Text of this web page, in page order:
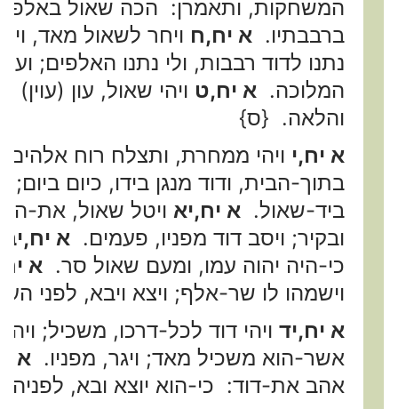
המשחקות, ותאמרן: הכה שאול באלפו,
ברבבתיו.א יח,ח ויחר לשאול מאד,
נתנו לדוד רבבות, ולי נתנו האלפים;
המלוכה.א יח,ט ויהי שאול, עון
והלאה. {ס}
א יח,י ויהי ממחרת, ותצלח רוח
בתוך-הבית, ודוד מנגן בידו, כיום ביום;
ביד-שאול.א יח,יא ויטל שאול, את-
ובקיר; ויסב דוד מפניו, פעמים.א יח,יב
כי-היה יהוה עמו, ומעם שאול סר.א
וישמהו לו שר-אלף; ויצא ויבא, לפני
א יח,יד ויהי דוד לכל-דרכו, משכיל;
אשר-הוא משכיל מאד; ויגר, מפניו.א
אהב את-דוד: כי-הוא יוצא ובא,